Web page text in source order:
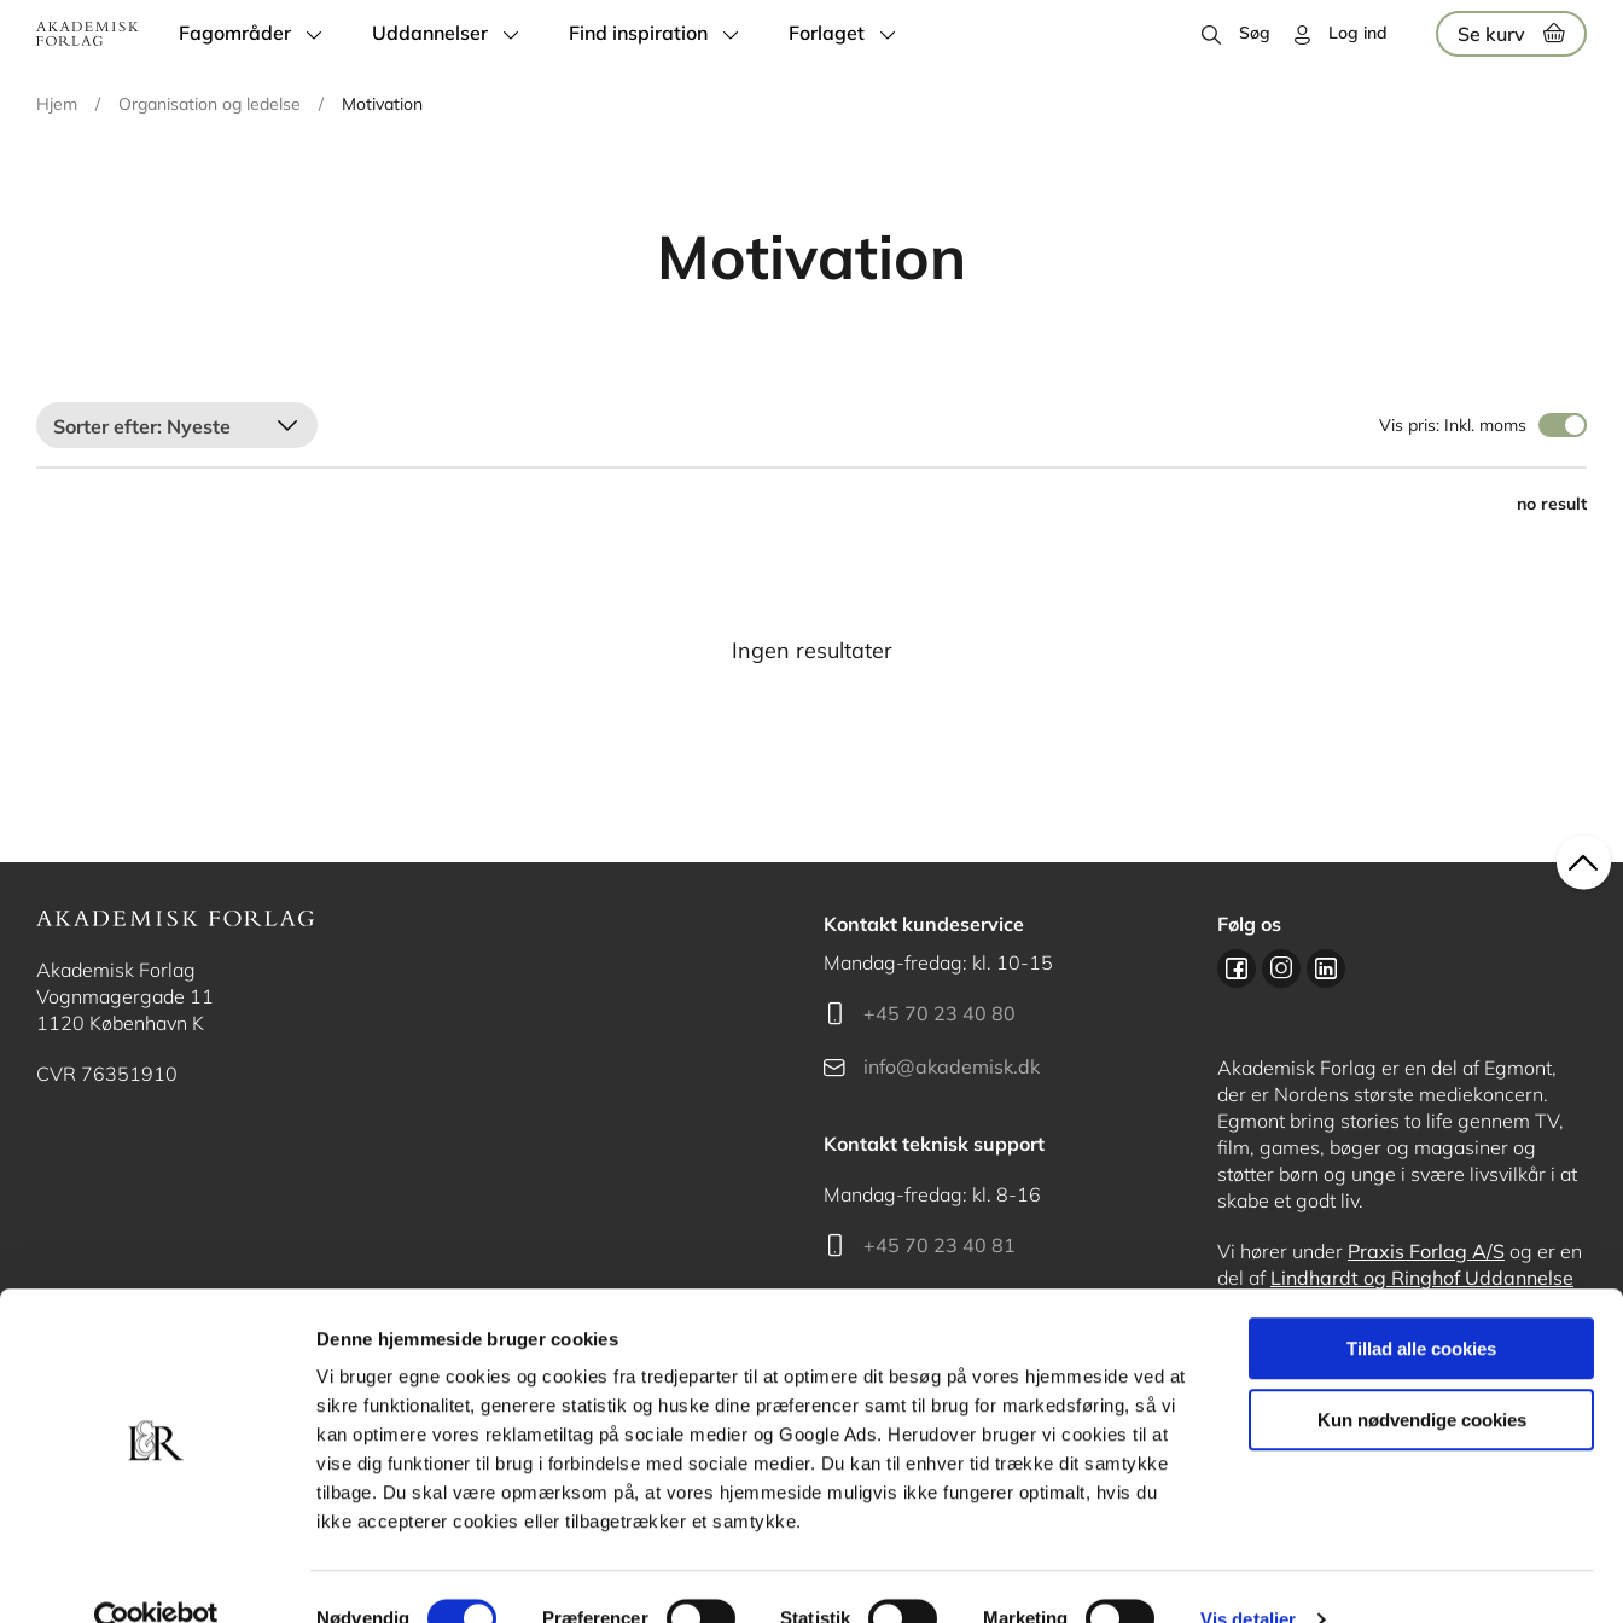
Denne hjemmeside bruger cookies
Vi bruger egne cookies og cookies fra tredjeparter til at optimere dit besøg på vores hjemmeside ved at
sikre funktionalitet, generere statistik og huske dine præferencer samt til brug for markedsføring, så vi
kan optimere vores reklametiltag på sociale medier og Google Ads. Herudover bruger vi cookies til at
vise dig funktioner til brug i forbindelse med sociale medier. Du kan til enhver tid trække dit samtykke
tilbage. Du skal være opmærksom på, at vores hjemmeside muligvis ikke fungerer optimalt, hvis du
ikke accepterer cookies eller tilbagetrækker et samtykke.
Samtykkevalg
Nødvendig Præferencer Statistik Marketing Vis detaljer
Tillad alle cookies
Kun nødvendige cookies
Main
Fagområder Uddannelser Find inspiration Forlaget Søg Log ind Se kurv
Hjem / Organisation og ledelse / Motivation
Motivation
Nyeste Vis pris: Inkl. moms
no result
Ingen resultater
Akademisk Forlag
Vognmagergade 11
1120 København K
CVR 76351910
Kontakt kundeservice
Mandag-fredag: kl. 10-15
+45 70 23 40 80
info@akademisk.dk
Kontakt teknisk support
Mandag-fredag: kl. 8-16
+45 70 23 40 81
Kontakt receptionen
+45 70 24 00 00
Følg os
Akademisk Forlag er en del af Egmont,
der er Nordens største mediekoncern.
Egmont bring stories to life gennem TV,
film, games, bøger og magasiner og
støtter børn og unge i svære livsvilkår i at
skabe et godt liv.
Vi hører under Praxis Forlag A/S og er en
del af Lindhardt og Ringhof Uddannelse
OrdblindetræningogForstå.dk.